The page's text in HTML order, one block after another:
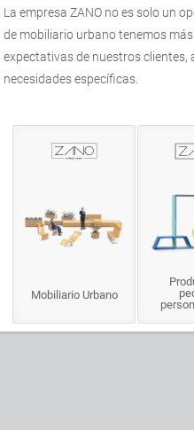
La empresaZANO no es solo un
de mobiliario urbanotenemos
expectativas de nuestros
necesidades específicas.
Mobiliario Urbano